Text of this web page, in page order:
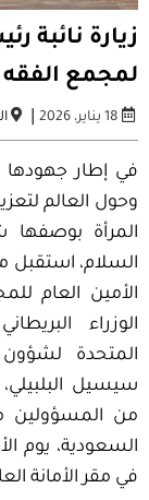
زيارة نائبة
لمجمع الفقه
18 يناير، 2026 |
في إطار جهودها
وحول العالم
المرأة بوصفها
السلام، استقبل
الأمين العام
الوزراء
المتحدة لشؤون
سيسيل
من المسؤولين
في مقر الأمانة